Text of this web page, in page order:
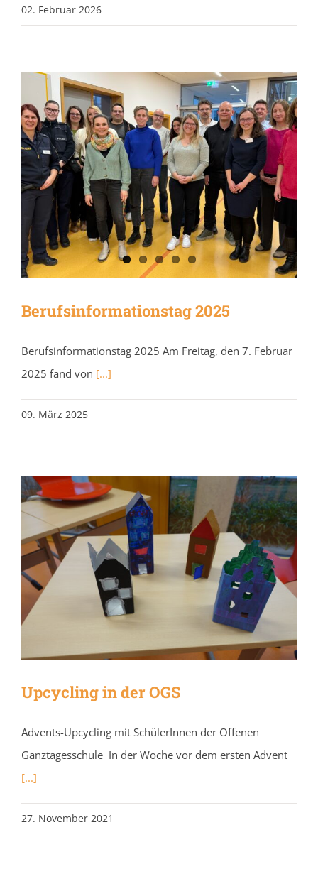
02. Februar 2026
Berufsinformationstag 2025
Berufsinformationstag 2025 Am Freitag, den 7. Februar
2025 fand von [...]
09. März 2025
Upcycling in der OGS
Advents-Upcycling mit SchülerInnen der Offenen
Ganztagesschule In der Woche vor dem ersten Advent
[...]
27. November 2021